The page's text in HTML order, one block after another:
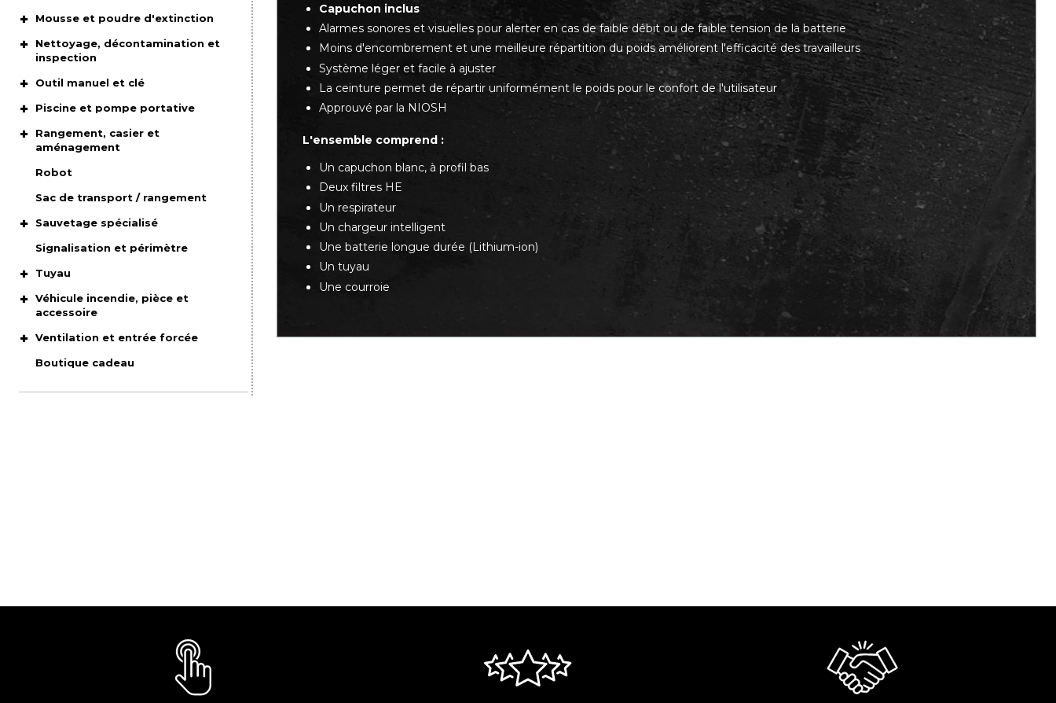
Mousse et poudre d'extinction
Nettoyage, décontamination et
inspection
Outil manuel et clé
Piscine et pompe portative
Rangement, casier et
aménagement
Robot
Sac de transport / rangement
Sauvetage spécialisé
Signalisation et périmètre
Tuyau
Véhicule incendie, pièce et
accessoire
Ventilation et entrée forcée
Boutique cadeau
Capuchon inclus
Alarmes sonores et visuelles pour alerter en cas de faible débit ou de faible tension de la batterie
Moins d'encombrement et une meilleure répartition du poids améliorent l'efficacité des travailleurs
Système léger et facile à ajuster
La ceinture permet de répartir uniformément le poids pour le confort de l'utilisateur
Approuvé par la NIOSH
L'ensemble comprend :
Un capuchon blanc, à profil bas
Deux filtres HE
Un respirateur
Un chargeur intelligent
Une batterie longue durée (Lithium-ion)
Un tuyau
Une courroie